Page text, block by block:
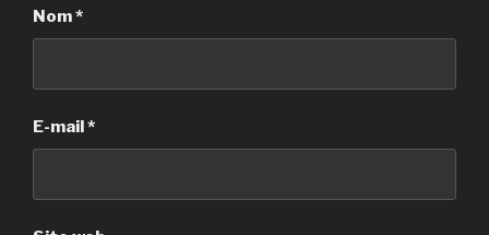
Nom*
E-mail*